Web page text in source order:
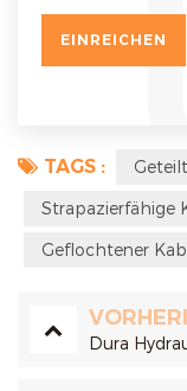
TAGS :
Strapazierfähige
Geflochtener
Dura